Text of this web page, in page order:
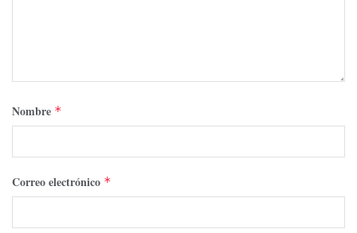
Nombre *
Correo electrónico *